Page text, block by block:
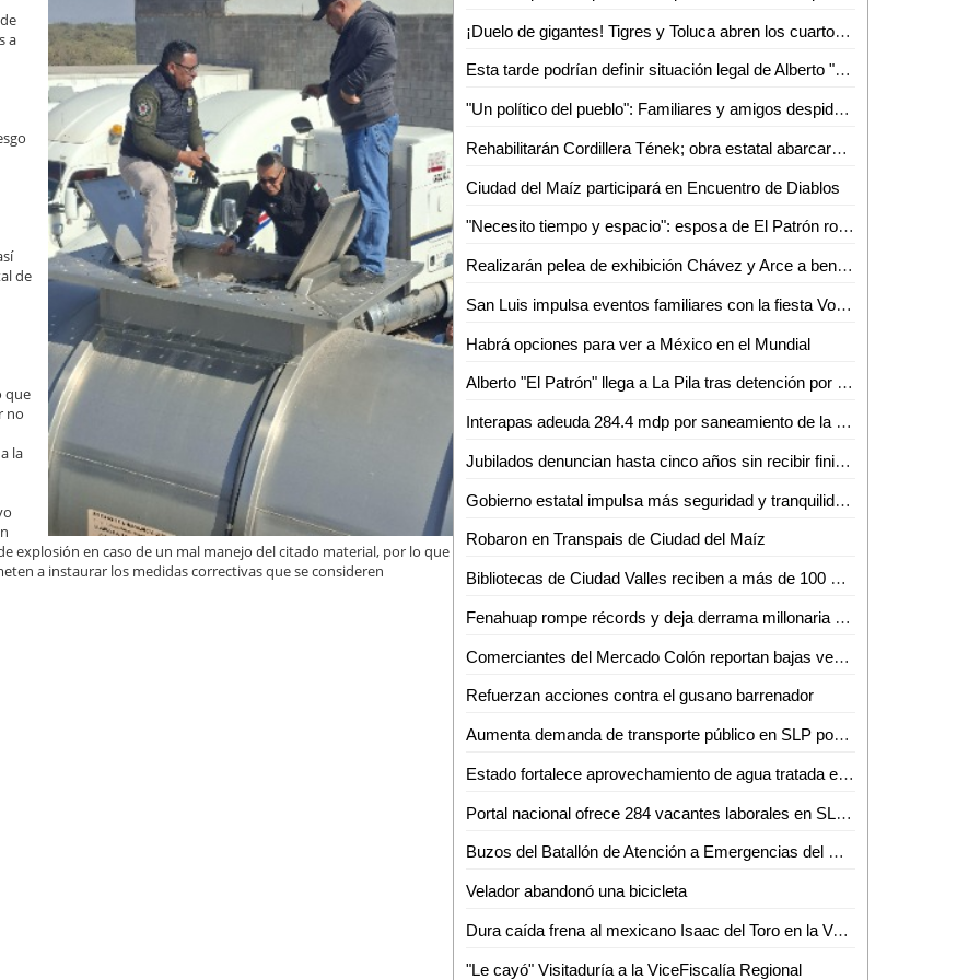
a
de
que
no
la
explosión en caso de un mal manejo del citado material, por lo que
a instaurar los medidas correctivas que se consideren
¡Duelo de gigantes! Tigres y Toluca abren los cuartos con alta tensión
Esta tarde podrían definir situación legal de Alberto "N", "El Patrón", por violencia familiar
"Un político del pueblo": Familiares y amigos despiden a Juan José Ortiz Azuara con toque de silencio
Rehabilitarán Cordillera Tének; obra estatal abarcará 30 kilómetros
Ciudad del Maíz participará en Encuentro de Diablos
"Necesito tiempo y espacio": esposa de El Patrón rompe el silencio tras su detención por presunta violencia
Realizarán pelea de exhibición Chávez y Arce a beneficio en Puebla
San Luis impulsa eventos familiares con la fiesta Volks Girls
Habrá opciones para ver a México en el Mundial
Alberto "El Patrón" llega a La Pila tras detención por presuntas agresiones
Interapas adeuda 284.4 mdp por saneamiento de la planta de aguas residuales Tanque Tenorio
Jubilados denuncian hasta cinco años sin recibir finiquitos en SLP
Gobierno estatal impulsa más seguridad y tranquilidad para las y los potosinos
Robaron en Transpais de Ciudad del Maíz
Bibliotecas de Ciudad Valles reciben a más de 100 niños en sus talleres de primavera
Fenahuap rompe récords y deja derrama millonaria en Ciudad Valles: David Medina
Comerciantes del Mercado Colón reportan bajas ventas
Refuerzan acciones contra el gusano barrenador
Aumenta demanda de transporte público en SLP por Semana Santa y Pascua
Estado fortalece aprovechamiento de agua tratada en Villa de Reyes
Portal nacional ofrece 284 vacantes laborales en SLP, la mayoría en la capital
Buzos del Batallón de Atención a Emergencias del Ejército Mexicano rescatan a un minero en el municipio de El Rosario, Sin.
Velador abandonó una bicicleta
Dura caída frena al mexicano Isaac del Toro en la Vuelta al País Vasco
"Le cayó" Visitaduría a la ViceFiscalía Regional